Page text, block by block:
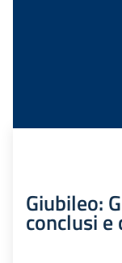
Giubileo:
conclusi